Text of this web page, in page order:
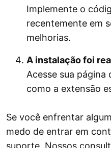
Implemente o
recentemente em
melhorias.
A instalação foi
Acesse sua página
como a extensão
Se você enfrentar
medo de entrar em
suporte. Nossos